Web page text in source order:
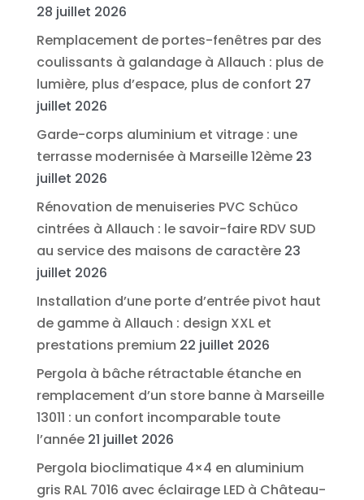
28 juillet 2026
Remplacement de portes-fenêtres par des
coulissants à galandage à Allauch : plus de
lumière, plus d’espace, plus de confort 27
juillet 2026
Garde-corps aluminium et vitrage : une
terrasse modernisée à Marseille 12ème 23
juillet 2026
Rénovation de menuiseries PVC Schüco
cintrées à Allauch : le savoir-faire RDV SUD
au service des maisons de caractère 23
juillet 2026
Installation d’une porte d’entrée pivot haut
de gamme à Allauch : design XXL et
prestations premium 22 juillet 2026
Pergola à bâche rétractable étanche en
remplacement d’un store banne à Marseille
13011 : un confort incomparable toute
l’année 21 juillet 2026
Pergola bioclimatique 4×4 en aluminium
gris RAL 7016 avec éclairage LED à Château-